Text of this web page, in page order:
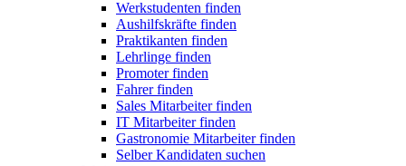
Werkstudenten finden
Aushilfskräfte finden
Praktikanten finden
Lehrlinge finden
Promoter finden
Fahrer finden
Sales Mitarbeiter finden
IT Mitarbeiter finden
Gastronomie Mitarbeiter finden
Selber Kandidaten suchen